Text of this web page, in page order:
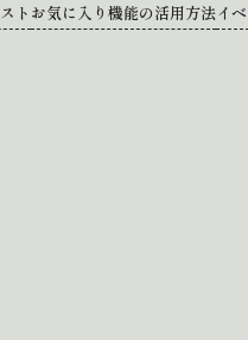
ト お気に入り機能の活用方法イ